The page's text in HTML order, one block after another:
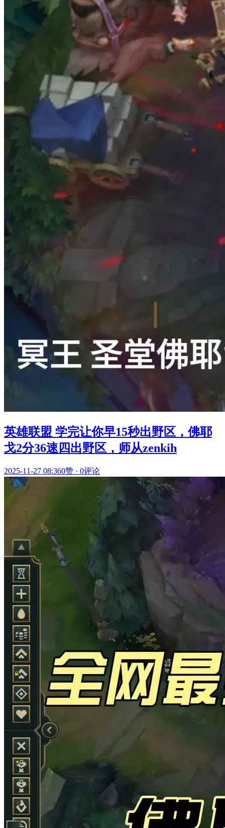
英雄联盟 学完让你早15秒出野区，佛耶
戈2分36速四出野区，师从zenkih
2025-11-27 08:360赞 · 0评论